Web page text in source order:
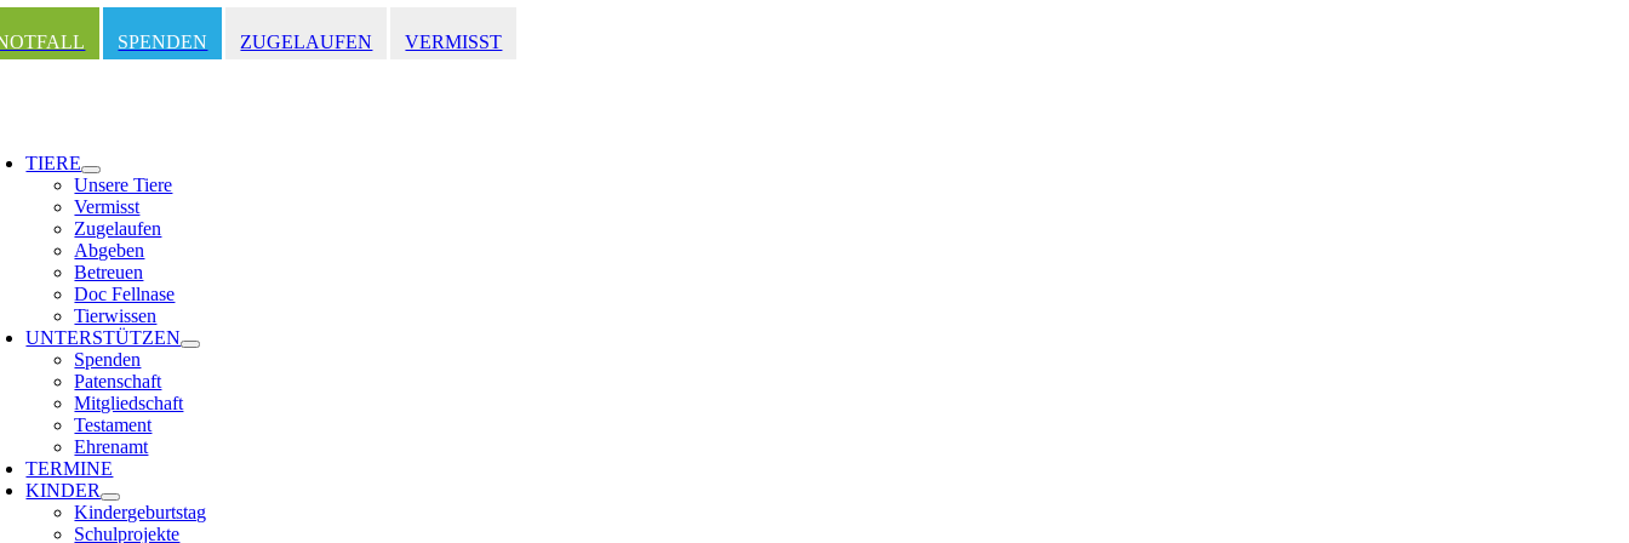
Inhalt
springen
SPENDEN ZUGELAUFEN VERMISST
TIERE
Unsere Tiere
Vermisst
Zugelaufen
Abgeben
Betreuen
Doc Fellnase
Tierwissen
UNTERSTÜTZEN
Spenden
Patenschaft
Mitgliedschaft
Testament
Ehrenamt
TERMINE
KINDER
Kindergeburtstag
Schulprojekte